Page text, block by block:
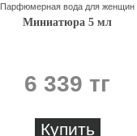
Парфюмерная вода для женщин
Миниатюра 5 мл
6 339 тг
Купить